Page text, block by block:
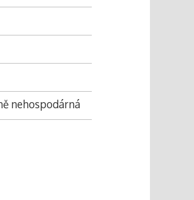
nehospodárná